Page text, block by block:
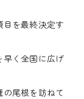
を最終決定す
早く全国に広げ
尾根を訪ねて